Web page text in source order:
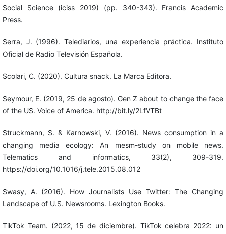
Social Science (iciss 2019) (pp. 340-343). Francis Academic
Press.
Serra, J. (1996). Telediarios, una experiencia práctica. Instituto
Oficial de Radio Televisión Española.
Scolari, C. (2020). Cultura snack. La Marca Editora.
Seymour, E. (2019, 25 de agosto). Gen Z about to change the face
of the US. Voice of America. http://bit.ly/2LfVTBt
Struckmann, S. & Karnowski, V. (2016). News consumption in a
changing media ecology: An mesm-study on mobile news.
Telematics and informatics, 33(2), 309-319.
https://doi.org/10.1016/j.tele.2015.08.012
Swasy, A. (2016). How Journalists Use Twitter: The Changing
Landscape of U.S. Newsrooms. Lexington Books.
TikTok Team. (2022, 15 de diciembre). TikTok celebra 2022: un